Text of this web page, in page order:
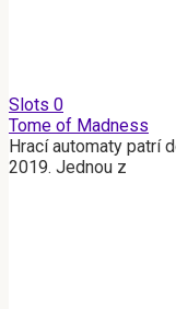
Slots 0
Tome of Madness
Hrací automaty patrí
2019. Jednou z